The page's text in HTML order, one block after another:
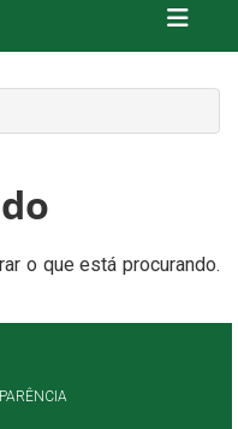
o que está procurando.